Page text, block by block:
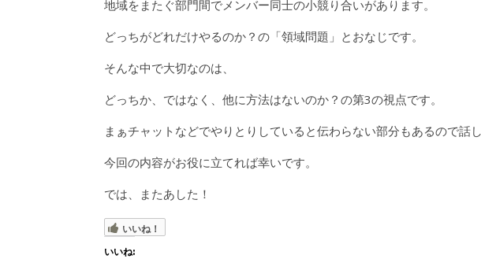
地域をまたぐ部門間でメンバー同士の小競り合いがあります。
どっちがどれだけやるのか？の「領域問題」とおなじです。
そんな中で大切なのは、
どっちか、ではなく、他に方法はないのか？の第3の視点です。
まぁチャットなどでやりとりしていると伝わらない部分もあるので話
今回の内容がお役に立てれば幸いです。
では、またあした！
いいね！
いいね: